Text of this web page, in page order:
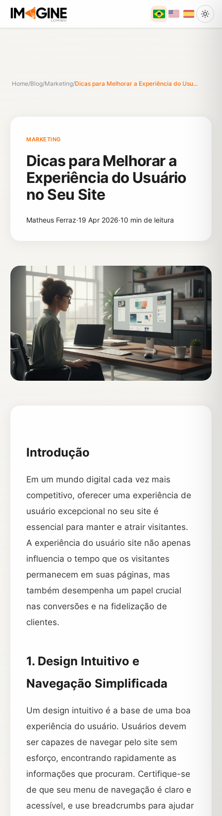
Home/Blog/Marketing/Dicas para Melhorar a Experiência do Usu...
MARKETING
Dicas para Melhorar a
Experiência do Usuário
no Seu Site
Matheus Ferraz·19 Apr 2026·10 min de leitura
Introdução
Em um mundo digital cada vez mais
competitivo, oferecer uma experiência de
usuário excepcional no seu site é
essencial para manter e atrair visitantes.
A experiência do usuário site não apenas
influencia o tempo que os visitantes
permanecem em suas páginas, mas
também desempenha um papel crucial
nas conversões e na fidelização de
clientes.
1. Design Intuitivo e
Navegação Simplificada
Um design intuitivo é a base de uma boa
experiência do usuário. Usuários devem
ser capazes de navegar pelo site sem
esforço, encontrando rapidamente as
informações que procuram. Certifique-se
de que seu menu de navegação é claro e
acessível, e use breadcrumbs para ajudar